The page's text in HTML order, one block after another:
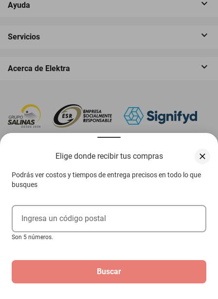
Elige donde recibir tus compras
Podrás ver costos y tiempos de entrega precisos en todo lo que
busques
Ingresa un código postal
Son 5 números.
Buscar
Ayuda
Servicios
Acerca de Elektra
Ejerce tus derechos ARCO
Condiciones Venta Digital
pueden diferir de las promociones publicadas en tienda.
navegadores